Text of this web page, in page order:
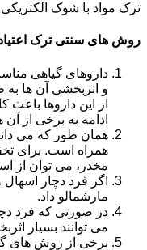
ترک مواد با شوک
روش های سنتی ترک
داروهای گیاهی
و اثربخشی آن ها
از این داروها
ادامه به برخی از
همان طور که می
همراه است. برای
مخدر، می توان از
اگر فرد دچار
مارشمالو داد.
در صورتی که فرد
می توانند بسیار
برخی از روش های